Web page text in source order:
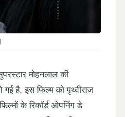
मोहनलाल की
गई है. इस फिल्म को पृथ्वीराज
के रिकॉर्ड ओपनिंग डे